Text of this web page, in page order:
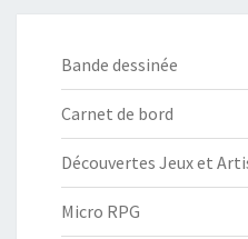
Bande dessinée
Carnet de bord
Découvertes Jeux et
Micro RPG